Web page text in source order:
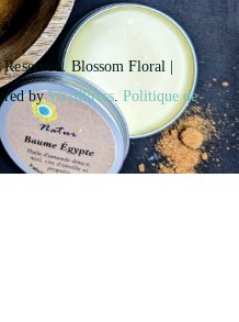
Blossom Floral |
byWordPress. Politique de